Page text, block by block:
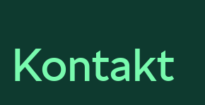
Kontakt